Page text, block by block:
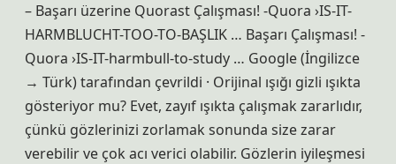
– Başarı üzerine Quorast Çalışması! -Quora ›IS-IT-
HARMBLUCHT-TOO-TO-BAŞLIK … Başarı Çalışması! -
Quora ›IS-IT-harmbull-to-study … Google (İngilizce
→ Türk) tarafından çevrildi · Orijinal ışığı gizli ışıkta
gösteriyor mu? Evet, zayıf ışıkta çalışmak zararlıdır,
çünkü gözlerinizi zorlamak sonunda size zarar
verebilir ve çok acı verici olabilir. Gözlerin iyileşmesi